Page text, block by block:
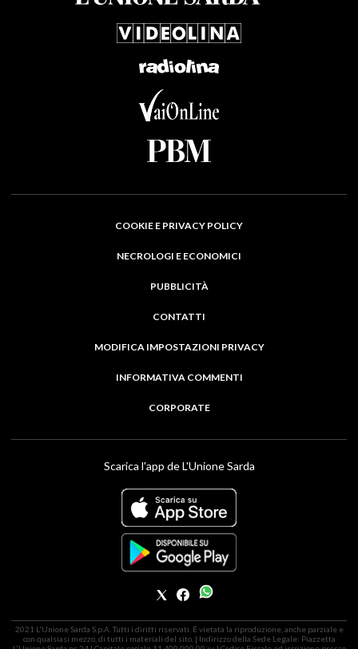
COOKIE E PRIVACY POLICY
NECROLOGI E ECONOMICI
PUBBLICITÀ
CONTATTI
MODIFICA IMPOSTAZIONI PRIVACY
INFORMATIVA COMMENTI
CORPORATE
Scarica l'app de L'Unione Sarda
2021 L'Unione Sarda S.p.A. Tutti i diritti riservati. É vietata la riproduzione, anche parziale e
con qualsiasi mezzo, di tutti i materiali del sito. | Indirizzo della Sede Legale: Piazzetta